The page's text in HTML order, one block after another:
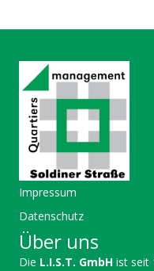
Impressum
Datenschutz
Über uns
Die L.I.S.T. GmbH ist seit